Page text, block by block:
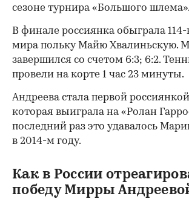
сезоне турнира «Большого шлема».
В финале россиянка обыграла
мира польку Майю Хвалиньскую.
завершился со счетом 6:3; 6:2.
провели на корте 1 час 23 минуты.
Андреева стала первой россиянкой
которая выиграла на «Ролан
последний раз это удавалось
в 2014-м году.
Как в России
победу Мирры